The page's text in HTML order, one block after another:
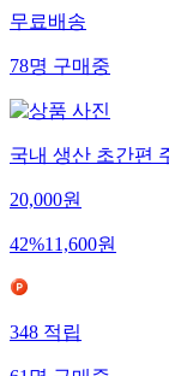
무료배송
78명구매중
국내 생산 초간편
20,000원
42%11,600원
348적립